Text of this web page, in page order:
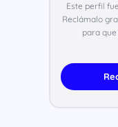
Este perfil
Reclámalo
para